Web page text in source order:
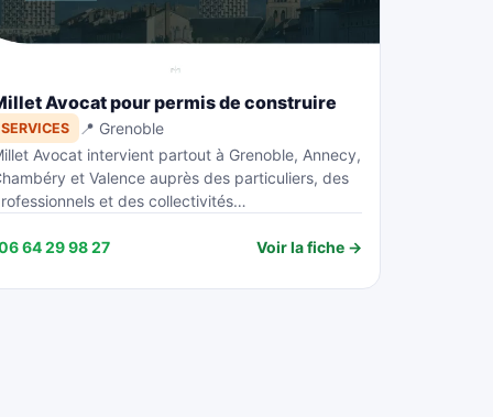
Avocat pour permis de construire
SERVICES
📍 Grenoble
Avocat intervient partout à Grenoble, Annecy,
et Valence auprès des particuliers, des
et des collectivités…
64 29 98 27 Voir la fiche →